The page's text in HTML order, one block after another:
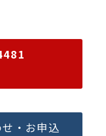
4481
・お申込